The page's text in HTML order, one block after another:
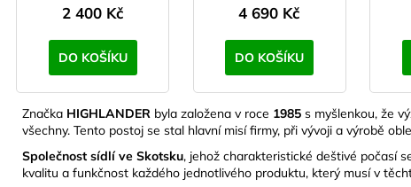
2 400 Kč
DO KOŠÍKU
4 690 Kč
DO KOŠÍKU
Značka HIGHLANDER byla založena v roce 1985 s myšlenkou, že
všechny. Tento postoj se stal hlavní misí firmy, při vývoji a výrobě
Společnost sídlí ve Skotsku, jehož charakteristické deštivé počasí
kvalitu a funkčnost každého jednotlivého produktu, který musí v